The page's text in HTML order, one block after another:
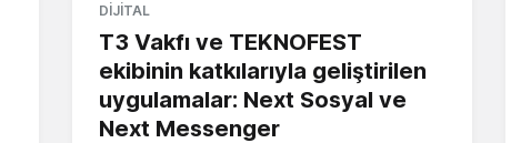
DIJITAL
T3 Vakfı ve TEKNOFEST
ekibinin katkılarıyla geliştirilen
uygulamalar: Next Sosyal ve
Next Messenger